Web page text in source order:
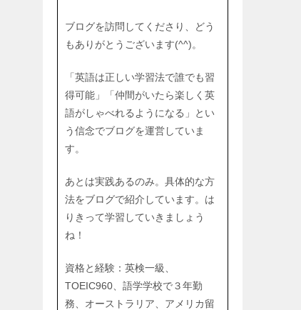
ブログを訪問してくださり、どう
もありがとうございます(^^)。
「英語は正しい学習法で誰でも習
得可能」「仲間がいたら楽しく英
語がしゃべれるようになる」とい
う信念でブログを運営していま
す。
あとは実践あるのみ。具体的な方
法をブログで紹介しています。は
りきって学習していきましょう
ね！
資格と経験：英検一級、
TOEIC960、語学学校で３年勤
務、オーストラリア、アメリカ留